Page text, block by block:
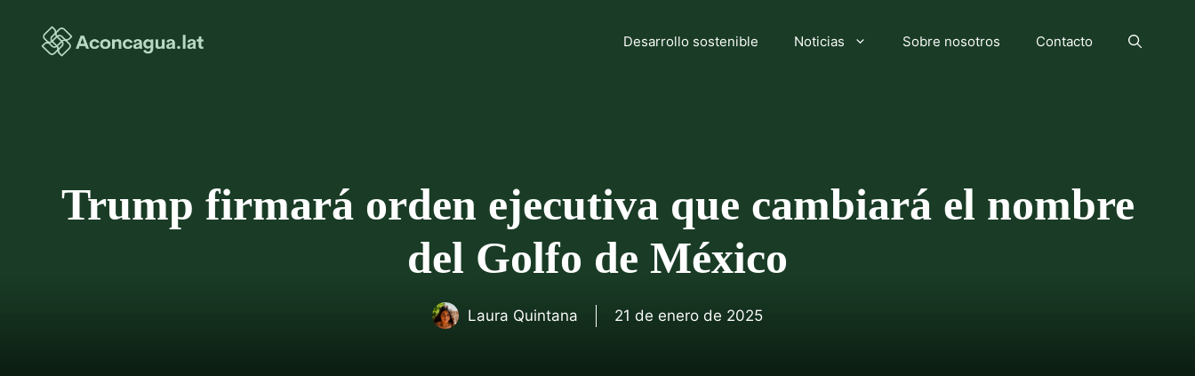
contenido
Desarrollo sostenible Noticias Sobre nosotros Contacto
Trump firmará orden ejecutiva que cambiará el nombre
del Golfo de México
Laura Quintana 21 de enero de 2025